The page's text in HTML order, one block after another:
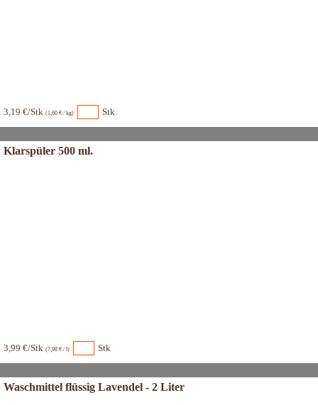
3,19 €/Stk (1,60 € / kg) Stk
Klarspüler 500 ml.
3,99 €/Stk (7,98 € / l) Stk
Waschmittel flüssig Lavendel - 2 Liter